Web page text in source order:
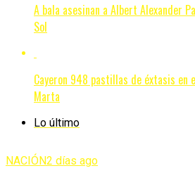
A bala asesinan a Albert Alexander
Sol
Cayeron 948 pastillas de éxtasis en
Marta
Lo último
NACIÓN2 días ago